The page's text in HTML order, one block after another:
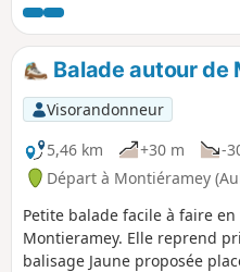
typique de la Champagne
chemin passe ainsi auprès
abbaye de Montiéramey et de
manoirs à Montreuil-sur-
Balade autour de
Visorandonneur
5,46 km
+30 m -
Départ à Montiéramey
Petite balade facile à faire
Montieramey. Elle reprend
balisage Jaune proposée